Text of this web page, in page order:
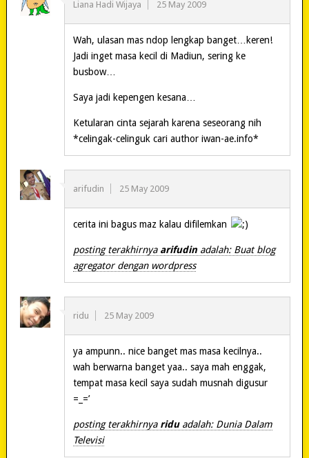
Liana Hadi Wijaya 25 May 2009
Wah, ulasan mas ndop lengkap banget…keren!
Jadi inget masa kecil di Madiun, sering ke
busbow…
Saya jadi kepengen kesana…
Ketularan cinta sejarah karena seseorang nih
*celingak-celinguk cari author iwan-ae.info*
arifudin 25 May 2009
cerita ini bagus maz kalau difilemkan
posting terakhirnya arifudin adalah: Buat blog
agregator dengan wordpress
ridu 25 May 2009
ya ampunn.. nice banget mas masa kecilnya..
wah berwarna banget yaa.. saya mah enggak,
tempat masa kecil saya sudah musnah digusur
=_=’
posting terakhirnya ridu adalah: Dunia Dalam
Televisi